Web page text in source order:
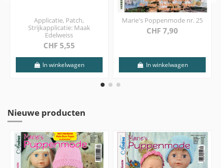
Applicatie, Patch,
Strijkapplicatie: Maak
Edelweiss
CHF 5,55
In winkelwagen
Marie's Poppenmode nr. 25
CHF 7,90
In winkelwagen
Nieuwe producten